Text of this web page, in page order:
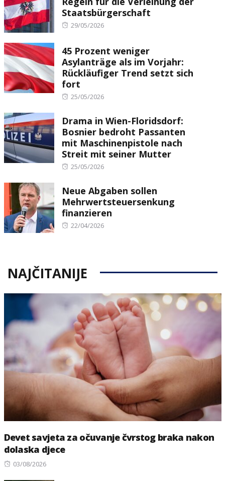
Staatsbürgerschaft
Posted
29/05/2026
45 Prozent weniger
Asylanträge als im Vorjahr:
Rückläufiger Trend setzt sich
fort
Posted
25/05/2026
Drama in Wien-Floridsdorf:
Bosnier bedroht Passanten
mit Maschinenpistole nach
Streit mit seiner Mutter
Posted
25/05/2026
Neue Abgaben sollen
Mehrwertsteuersenkung
finanzieren
Posted
22/04/2026
NAJČITANIJE
Devet savjeta za očuvanje čvrstog braka nakon
dolaska djece
Posted
03/08/2026